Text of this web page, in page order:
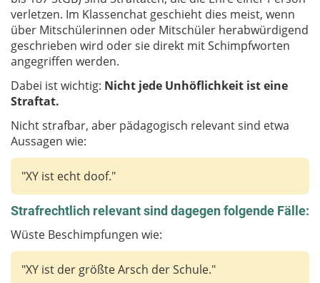
verletzen. Im Klassenchat geschieht dies meist, wenn
über Mitschülerinnen oder Mitschüler herabwürdigend
geschrieben wird oder sie direkt mit Schimpfworten
angegriffen werden.
Dabei ist wichtig: Nicht jede Unhöflichkeit ist eine
Straftat.
Nicht strafbar, aber pädagogisch relevant sind etwa
Aussagen wie:
"XY ist echt doof."
Strafrechtlich relevant sind dagegen folgende Fälle:
Wüste Beschimpfungen wie:
"XY ist der größte Arsch der Schule."